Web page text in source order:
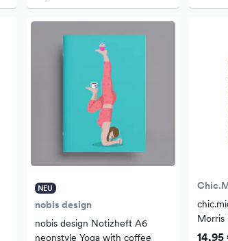
NEU
nobis design
nobis design Notizheft A6
neonstyle Yoga with coffee
Morris
14,95